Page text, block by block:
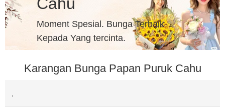
Cahu
Moment Spesial. Bunga Terbaik
Kepada Yang tercinta.
Karangan Bunga Papan Puruk Cahu